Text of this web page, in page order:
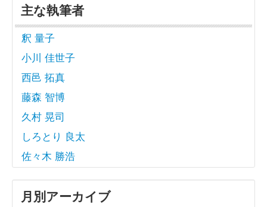
主な執筆者
釈 量子
小川 佳世子
西邑 拓真
藤森 智博
久村 晃司
しろとり 良太
佐々木 勝浩
月別アーカイブ